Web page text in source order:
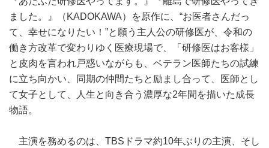
ました。』（KADOKAWA）を原作に、“お医者さんだっ
て、幸せになりたい！”と願う主人公の研修医が、令和の
働き方改革で変わりゆく医療現場で、「研修医はお客様」
と皮肉を言われ戸惑いながらも、ベテラン医師たちの試練
に立ち向かい、同期の仲間たちと励まし合って、医師とし
て女子として、人生と向き合う濃厚な2年間を描いた成長
物語。
主演を務めるのは、TBSドラマ約10年ぶりの主演、そし